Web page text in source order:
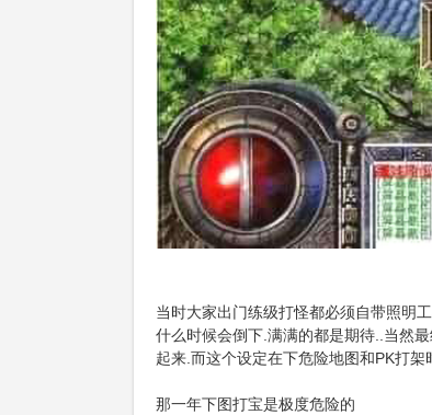
当时大家出门练级打怪都必须自带照明
什么时候会倒下.满满的都是期待..当然
起来.而这个设定在下危险地图和PK打
那一年下图打宝是极度危险的